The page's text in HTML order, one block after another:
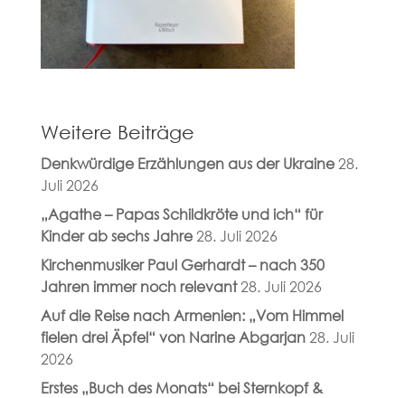
Weitere Beiträge
Denkwürdige Erzählungen aus der Ukraine 28.
Juli 2026
„Agathe – Papas Schildkröte und ich“ für
Kinder ab sechs Jahre 28. Juli 2026
Kirchenmusiker Paul Gerhardt – nach 350
Jahren immer noch relevant 28. Juli 2026
Auf die Reise nach Armenien: „Vom Himmel
fielen drei Äpfel“ von Narine Abgarjan 28. Juli
2026
Erstes „Buch des Monats“ bei Sternkopf &